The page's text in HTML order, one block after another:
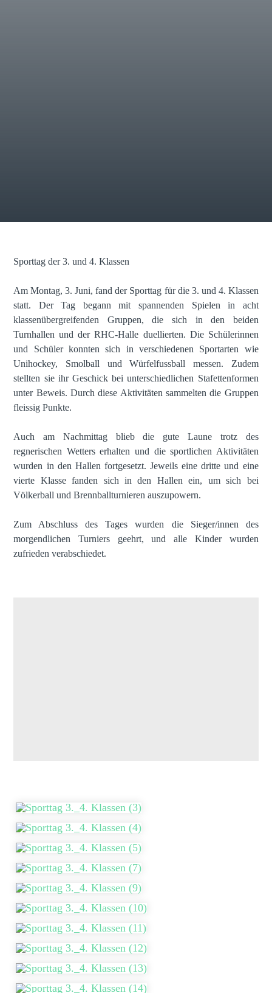
Sporttag der 3. und 4. Klassen
Am Montag, 3. Juni, fand der Sporttag für die 3. und 4. Klassen
statt. Der Tag begann mit spannenden Spielen in acht
klassenübergreifenden Gruppen, die sich in den beiden
Turnhallen und der RHC-Halle duellierten. Die Schülerinnen
und Schüler konnten sich in verschiedenen Sportarten wie
Unihockey, Smolball und Würfelfussball messen. Zudem
stellten sie ihr Geschick bei unterschiedlichen Stafettenformen
unter Beweis. Durch diese Aktivitäten sammelten die Gruppen
fleissig Punkte.
Auch am Nachmittag blieb die gute Laune trotz des
regnerischen Wetters erhalten und die sportlichen Aktivitäten
wurden in den Hallen fortgesetzt. Jeweils eine dritte und eine
vierte Klasse fanden sich in den Hallen ein, um sich bei
Völkerball und Brennballturnieren auszupowern.
Zum Abschluss des Tages wurden die Sieger/innen des
morgendlichen Turniers geehrt, und alle Kinder wurden
zufrieden verabschiedet.